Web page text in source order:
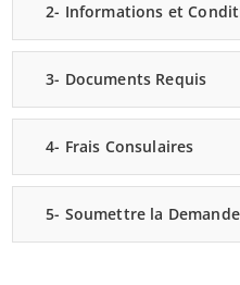
2- Informations et
3- Documents Requis
4- Frais Consulaires
5- Soumettre la Demande